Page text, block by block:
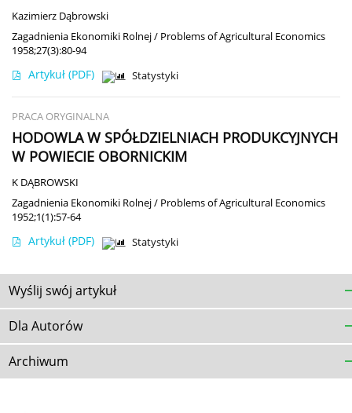
Kazimierz Dąbrowski
Zagadnienia Ekonomiki Rolnej / Problems of Agricultural Economics
1958;27(3):80-94
Artykuł (PDF) Statystyki
PRACA ORYGINALNA
HODOWLA W SPÓŁDZIELNIACH PRODUKCYJNYCH
W POWIECIE OBORNICKIM
K DĄBROWSKI
Zagadnienia Ekonomiki Rolnej / Problems of Agricultural Economics
1952;1(1):57-64
Artykuł (PDF) Statystyki
Wyślij swój artykuł
Dla Autorów
Archiwum